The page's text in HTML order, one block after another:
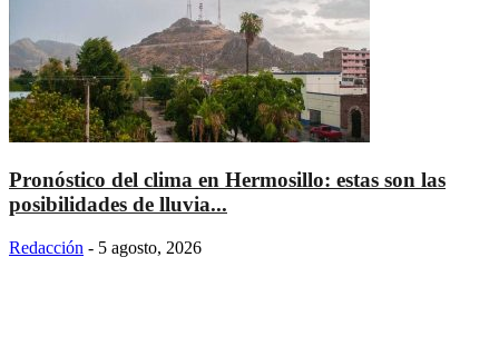
Pronóstico del clima en Hermosillo: estas son las
posibilidades de lluvia...
Redacción - 5 agosto, 2026